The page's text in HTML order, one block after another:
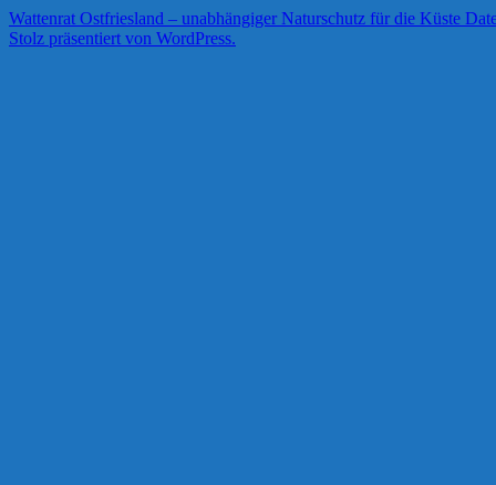
Wattenrat Ostfriesland – unabhängiger Naturschutz für die Küste
Stolz präsentiert von WordPress.